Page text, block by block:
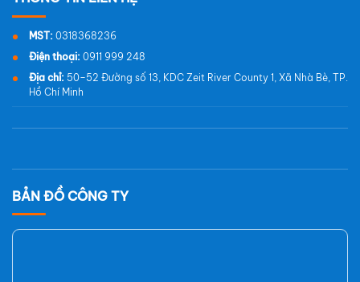
BẢN ĐỒ CÔNG TY
MST: 0318368236
Điện thoại: 0911 999 248
Địa chỉ: 50–52 Đường số 13, KDC Zeit River County 1, Xã Nhà Bè, TP.
Hồ Chí Minh